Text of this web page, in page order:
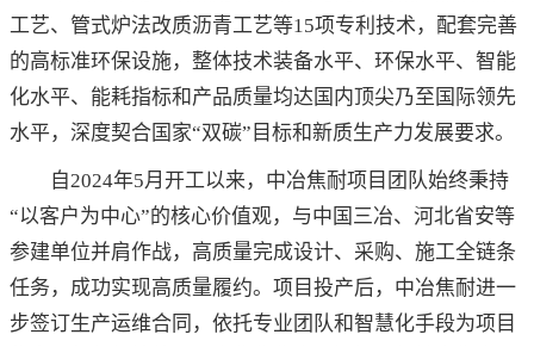
工艺、管式炉法改质沥青工艺等15项专利技术，配套完善
的高标准环保设施，整体技术装备水平、环保水平、智能
化水平、能耗指标和产品质量均达国内顶尖乃至国际领先
水平，深度契合国家“双碳”目标和新质生产力发展要求。
自2024年5月开工以来，中冶焦耐项目团队始终秉持
“以客户为中心”的核心价值观，与中国三冶、河北省安等
参建单位并肩作战，高质量完成设计、采购、施工全链条
任务，成功实现高质量履约。项目投产后，中冶焦耐进一
步签订生产运维合同，依托专业团队和智慧化手段为项目